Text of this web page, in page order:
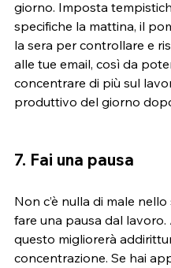
giorno. Imposta
specifiche la mattina, il
la sera per controllare e
alle tue email, così da
concentrare di più sul
produttivo del giorno
7. Fai una pausa
Non c’è nulla di male nello
fare una pausa dal lavoro.
questo migliorerà
concentrazione. Se hai